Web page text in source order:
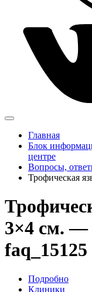
Главная
Блок
центре
Вопросы,
Трофическая
3×4 см.
faq_15125
Подробно
Клиники